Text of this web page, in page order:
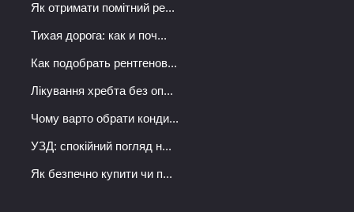
Як отримати помітний ре...
Тихая дорога: как и поч...
Как подобрать рентгенов...
Лікування хребта без оп...
Чому варто обрати конди...
УЗД: спокійний погляд н...
Як безпечно купити чи п...